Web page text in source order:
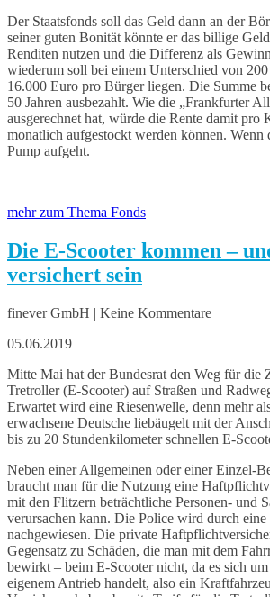
Der Staatsfonds soll das Geld dann an der
seiner guten Bonität könnte er das billige
Renditen nutzen und die Differenz als
wiederum soll bei einem Unterschied von
16.000 Euro pro Bürger liegen. Die Summe
50 Jahren ausbezahlt. Wie die „Frankfurter
ausgerechnet hat, würde die Rente damit pro
monatlich aufgestockt werden können. Wenn
Pump aufgeht.
mehr zum Thema Fonds
Die E-Scooter kommen –
versichert sein
finever GmbH | Keine Kommentare
05.06.2019
Mitte Mai hat der Bundesrat den Weg für die
Tretroller (E-Scooter) auf Straßen und
Erwartet wird eine Riesenwelle, denn mehr
erwachsene Deutsche liebäugelt mit der
bis zu 20 Stundenkilometer schnellen E-
Neben einer Allgemeinen oder einer Einzel-
braucht man für die Nutzung eine
mit den Flitzern beträchtliche Personen- und
verursachen kann. Die Police wird durch
nachgewiesen. Die private
Gegensatz zu Schäden, die man mit dem
bewirkt – beim E-Scooter nicht, da es sich
eigenem Antrieb handelt, also ein